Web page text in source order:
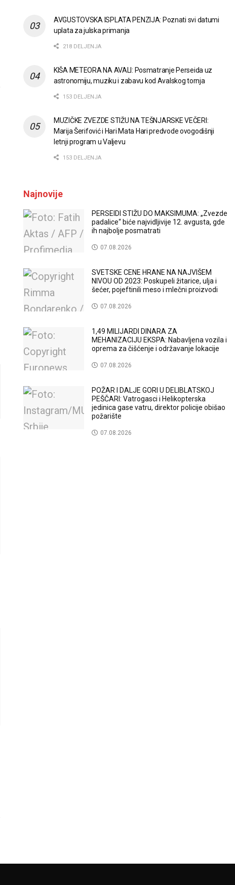
AVGUSTOVSKA ISPLATA PENZIJA: Poznati svi datumi
uplata za julska primanja
218 DELJENJA
KIŠA METEORA NA AVALI: Posmatranje Perseida uz
astronomiju, muziku i zabavu kod Avalskog tornja
153 DELJENJA
MUZIČKE ZVEZDE STIŽU NA TEŠNJARSKE VEČERI:
Marija Šerifović i Hari Mata Hari predvode ovogodišnji
letnji program u Valjevu
153 DELJENJA
Najnovije
PERSEIDI STIŽU DO MAKSIMUMA: „Zvezde
padalice“ biće najvidljivije 12. avgusta, gde
ih najbolje posmatrati
07.08.2026
SVETSKE CENE HRANE NA NAJVIŠEM
NIVOU OD 2023: Poskupeli žitarice, ulja i
šećer, pojeftinili meso i mlečni proizvodi
07.08.2026
1,49 MILIJARDI DINARA ZA
MEHANIZACIJU EKSPA: Nabavljena vozila i
oprema za čišćenje i održavanje lokacije
07.08.2026
POŽAR I DALJE GORI U DELIBLATSKOJ
PEŠČARI: Vatrogasci i Helikopterska
jedinica gase vatru, direktor policije obišao
požarište
07.08.2026